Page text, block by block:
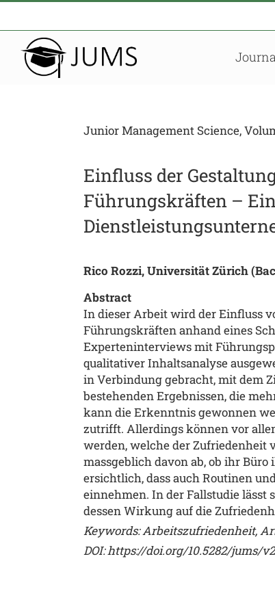
Zum
springen
Junior Management Science,
Einfluss der
Führungskräften –
Rico Rozzi, Universität Zürich
Abstract
In dieser Arbeit wird der Einfluss
Führungskräften anhand eines
Experteninterviews mit
qualitativer Inhaltsanalyse
in Verbindung gebracht, mit dem
bestehenden Ergebnissen, die
kann die Erkenntnis gewonnen
zutrifft. Allerdings können vor
werden, welche der Zufriedenheit
massgeblich davon ab, ob ihr
ersichtlich, dass auch Routinen
einnehmen. In der Fallstudie lässt
dessen Wirkung auf die
Keywords: Arbeitszufriedenheit,
DOI:https://doi.org/10.5282/jums/